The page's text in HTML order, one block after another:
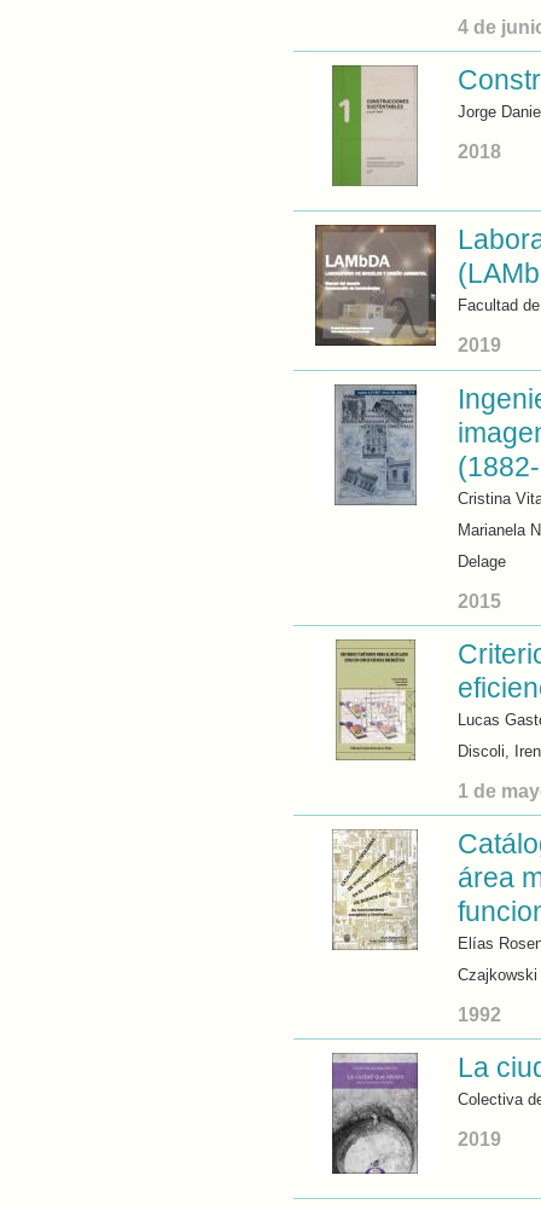
4 de
Jorge
2018
Facultad
2019
Cristina
Marianela
Delage
2015
Lucas
Discoli,
1 de
área
Elías
Czajkowski
1992
La
Colectiva
2019